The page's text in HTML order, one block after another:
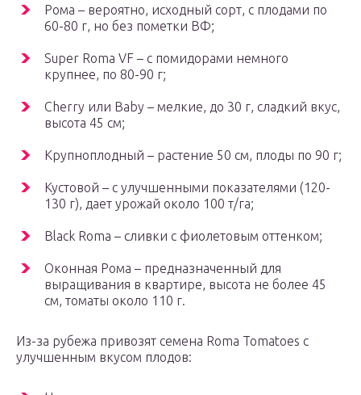
Рома – вероятно, исходный сорт, с плодами по
60-80 г, но без пометки ВФ;
Super Roma VF – с помидорами немного
крупнее, по 80-90 г;
Cherry или Baby – мелкие, до 30 г, сладкий вкус,
высота 45 см;
Крупноплодный – растение 50 см, плоды по 90 г;
Кустовой – с улучшенными показателями (120-
130 г), дает урожай около 100 т/га;
Black Roma – сливки с фиолетовым оттенком;
Оконная Рома – предназначенный для
выращивания в квартире, высота не более 45
см, томаты около 110 г.
Из-за рубежа привозят семена Roma Tomatoes с
улучшенным вкусом плодов: